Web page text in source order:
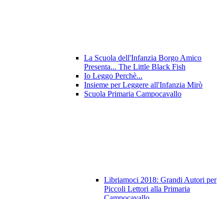
La Scuola dell'Infanzia Borgo Amico
Presenta... The Little Black Fish
Io Leggo Perchè...
Insieme per Leggere all'Infanzia Mirò
Scuola Primaria Campocavallo
Libriamoci 2018: Grandi Autori per
Piccoli Lettori alla Primaria